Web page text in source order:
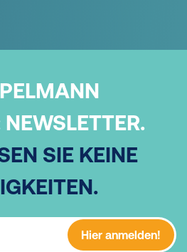
NEWSLETTER.
SIE KEINE
Hier anmelden!